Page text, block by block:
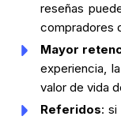
reseñas
compradores
Mayor
experiencia,
valor de vida
Referidos: si